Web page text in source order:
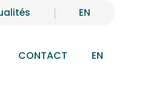
EN
CONTACT EN